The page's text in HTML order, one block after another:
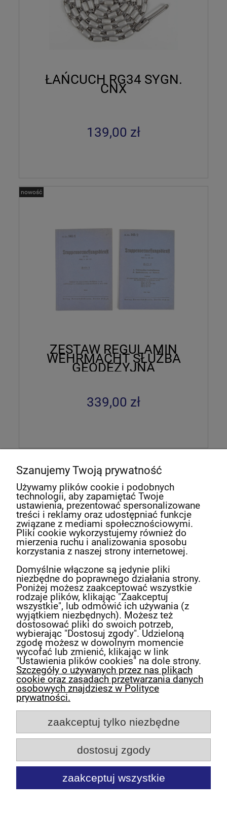
ŁAŃCUCH RG34 SYGN.
CNX
139,00 zł
ZESTAW REGULAMIN
WEHRMACHT SŁUŻBA
GEODEZYJNA
339,00 zł
nowość
« 1 2 3 »
Newsletter
Podaj swój adres e-mail, jeżeli chcesz otrzymywać
informacje o nowościach i promocjach.
Twoje dane będą przetwarzane zgodnie z
nasząpolityką prywatności
Powered by Translate
O nas
Obsługa klienta
Pomoc
Moje konto
pokaż pełną wersję strony
Szanujemy Twoją prywatność
Używamy plików cookie i podobnych
technologii, aby zapamiętać Twoje
ustawienia, prezentować spersonalizowane
treści i reklamy oraz udostępniać funkcje
związane z mediami społecznościowymi.
Pliki cookie wykorzystujemy również do
mierzenia ruchu i analizowania sposobu
korzystania z naszej strony internetowej.
Domyślnie włączone są jedynie pliki
niezbędne do poprawnego działania strony.
Poniżej możesz zaakceptować wszystkie
rodzaje plików, klikając "Zaakceptuj
wszystkie", lub odmówić ich używania (z
wyjątkiem niezbędnych). Możesz też
dostosować pliki do swoich potrzeb,
wybierając "Dostosuj zgody". Udzieloną
zgodę możesz w dowolnym momencie
wycofać lub zmienić, klikając w link
"Ustawienia plików cookies" na dole strony.
Szczegóły o używanych przez nas plikach
cookie oraz zasadach przetwarzania danych
osobowych znajdziesz w Polityce
prywatności.
zaakceptuj tylko niezbędne
dostosuj zgody
zaakceptuj wszystkie